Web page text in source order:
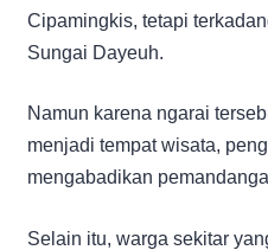
Cipamingkis, tetapi
Sungai Dayeuh.
Namun karena ngarai
menjadi tempat wisata,
mengabadikan
Selain itu, warga sekitar